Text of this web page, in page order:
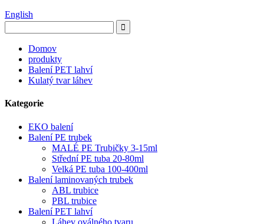
English
Domov
produkty
Balení PET lahví
Kulatý tvar láhev
Kategorie
EKO balení
Balení PE trubek
MALÉ PE Trubičky 3-15ml
Střední PE tuba 20-80ml
Velká PE tuba 100-400ml
Balení laminovaných trubek
ABL trubice
PBL trubice
Balení PET lahví
Láhev oválného tvaru